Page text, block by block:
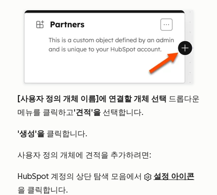
[사용자 정의 개체 이름]에 연결할 개체 선택 드롭다운
메뉴를 클릭하고'견적'을 선택합니다.
'생성'을 클릭합니다.
사용자 정의 개체에 견적을 추가하려면:
HubSpot 계정의 상단 탐색 모음에서
설정 아이콘
을 클릭합니다.